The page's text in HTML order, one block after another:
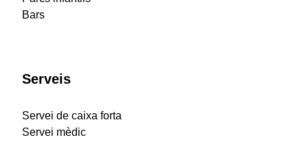
Bars
Serveis
Servei de caixa forta
Servei mèdic